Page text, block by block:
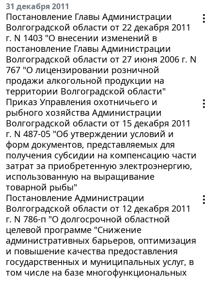
31 декабря 2011
Постановление Главы Администрации
Волгоградской области от 22 декабря 2011
г. N 1403 "О внесении изменений в
постановление Главы Администрации
Волгоградской области от 27 июня 2006 г. N
767 "О лицензировании розничной
продажи алкогольной продукции на
территории Волгоградской области"
Приказ Управления охотничьего и
рыбного хозяйства Администрации
Волгоградской области от 15 декабря 2011
г. N 487-05 "Об утверждении условий и
форм документов, представляемых для
получения субсидии на компенсацию части
затрат за приобретенную электроэнергию,
использованную на выращивание
товарной рыбы"
Постановление Администрации
Волгоградской области от 12 декабря 2011
г. N 786-п "О долгосрочной областной
целевой программе "Снижение
административных барьеров, оптимизация
и повышение качества предоставления
государственных и муниципальных услуг, в
том числе на базе многофункциональных